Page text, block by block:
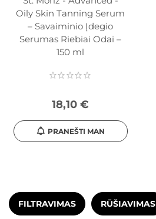
Oily Skin Tanning Serum
– Savaiminio Įdegio
Serumas Riebiai Odai –
150 ml
18,10 €
PRANEŠTI MAN
FILTRAVIMAS RŪŠIAVIMAS